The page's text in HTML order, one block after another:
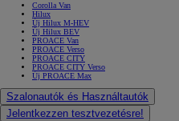
Corolla Van
Hilux
Új Hilux M-HEV
Új Hilux BEV
PROACE Van
PROACE Verso
PROACE CITY
PROACE CITY Verso
Új PROACE Max
Szalonautók és Használtautók
Jelentkezzen tesztvezetésre!